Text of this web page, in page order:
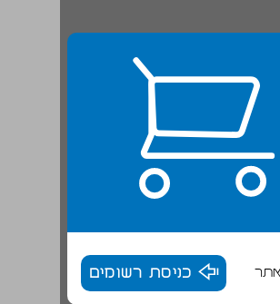
כניסת רשומים